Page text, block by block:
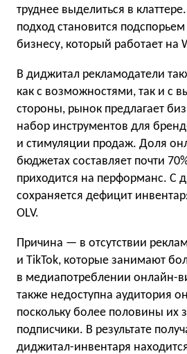
труднее выделиться в
подход становится
бизнесу, который работает на
В диджитал рекламодатели
как с возможностями, так и с
стороны, рынок предлагает
набор инструментов для
и стимуляции продаж. Доля
бюджетах составляет почти
приходится на перформанс. С
сохраняется дефицит
OLV.
Причина — в отсутствии
и TikTok, которые занимают
в медиапотреблении онлайн-
также недоступна аудитория
поскольку более половины их
подписчики. В результате
диджитал-инвентаря